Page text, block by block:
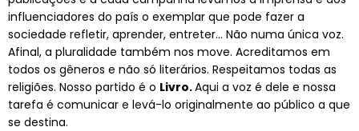
influenciadores do país o exemplar que pode fazer a
sociedade refletir, aprender, entreter… Não numa única voz.
Afinal, a pluralidade também nos move. Acreditamos em
todos os gêneros e não só literários. Respeitamos todas as
religiões. Nosso partido é o Livro.Aqui a voz é dele e nossa
tarefa é comunicar e levá-lo originalmente ao público a que
se destina.